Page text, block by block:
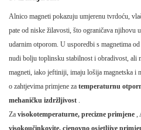
Alnico magneti pokazuju umjerenu tvrdoću,
pate od niske žilavosti, što ograničava njihovu
udarnim otporom. U usporedbi s magnetima
nudi bolju toplinsku stabilnost i obradivost, ali
magneti, iako jeftiniji, imaju lošija magnetska i
o zahtjevima primjene za temperaturnu
mehaničku izdržljivost .
Za visokotemperaturne, precizne primjene ,